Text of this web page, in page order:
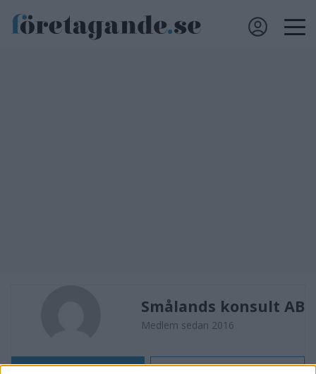
Smålands konsult AB
Medlem sedan 2016
Följ Skicka meddelande